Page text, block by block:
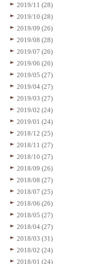
2019/11 (28)
2019/10 (28)
2019/09 (26)
2019/08 (28)
2019/07 (26)
2019/06 (26)
2019/05 (27)
2019/04 (27)
2019/03 (27)
2019/02 (24)
2019/01 (24)
2018/12 (25)
2018/11 (27)
2018/10 (27)
2018/09 (26)
2018/08 (27)
2018/07 (25)
2018/06 (26)
2018/05 (27)
2018/04 (27)
2018/03 (31)
2018/02 (24)
2018/01 (24)